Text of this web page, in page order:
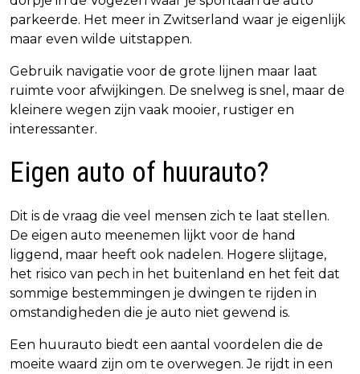
parkeerde. Het meer in Zwitserland waar je eigenlijk
maar even wilde uitstappen.
Gebruik navigatie voor de grote lijnen maar laat
ruimte voor afwijkingen. De snelweg is snel, maar de
kleinere wegen zijn vaak mooier, rustiger en
interessanter.
Eigen auto of huurauto?
Dit is de vraag die veel mensen zich te laat stellen.
De eigen auto meenemen lijkt voor de hand
liggend, maar heeft ook nadelen. Hogere slijtage,
het risico van pech in het buitenland en het feit dat
sommige bestemmingen je dwingen te rijden in
omstandigheden die je auto niet gewend is.
Een huurauto biedt een aantal voordelen die de
moeite waard zijn om te overwegen. Je rijdt in een